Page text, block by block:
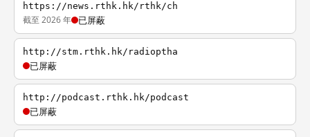
https://news.rthk.hk/rthk/ch
截至 2026 年 已屏蔽
http://stm.rthk.hk/radioptha
已屏蔽
http://podcast.rthk.hk/podcast
已屏蔽